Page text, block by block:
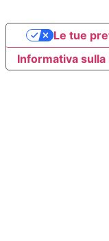
Informativa
Le tue